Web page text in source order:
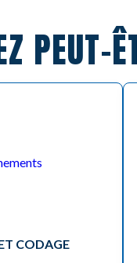
PEUT-
CODAGE